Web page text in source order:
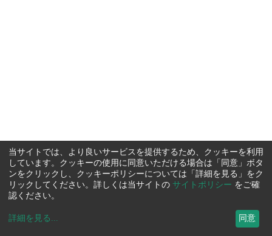
当サイトでは、より良いサービスを提供するため、クッキーを利用
しています。クッキーの使用に同意いただける場合は「同意」ボタ
ンをクリックし、クッキーポリシーについては「詳細を見る」をク
リックしてください。詳しくは当サイトの サイトポリシー をご確
認ください。
詳細を見る ... 同意